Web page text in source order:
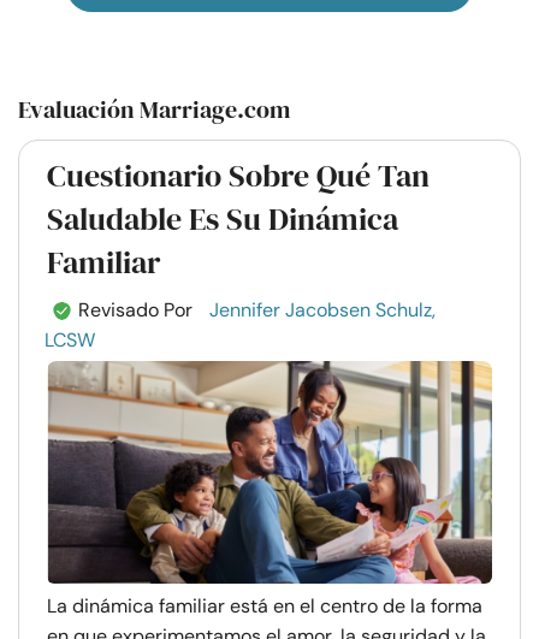
Evaluación Marriage.com
Cuestionario Sobre Qué Tan
Saludable Es Su Dinámica
Familiar
Revisado Por
Jennifer Jacobsen Schulz,
LCSW
La dinámica familiar está en el centro de la forma